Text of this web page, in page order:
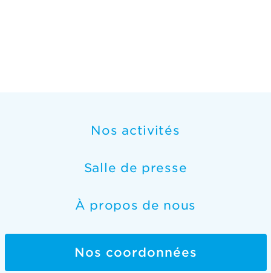
Nos activités
Salle de presse
À propos de nous
Nos coordonnées